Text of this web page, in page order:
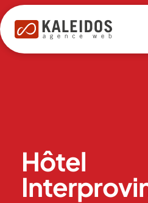
Hôtel